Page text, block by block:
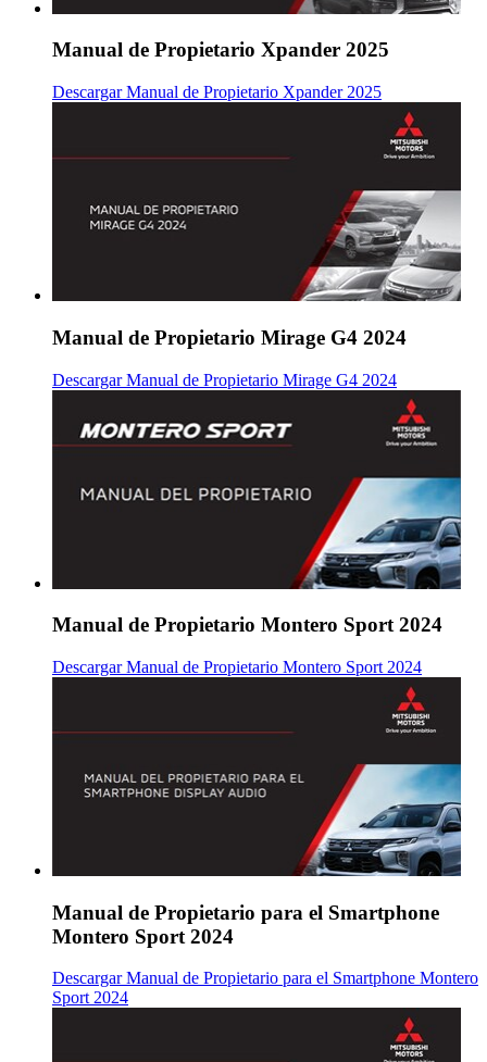
Manual de Propietario Xpander 2025
Descargar Manual de Propietario Xpander 2025
Manual de Propietario Mirage G4 2024
Descargar Manual de Propietario Mirage G4 2024
Manual de Propietario Montero Sport 2024
Descargar Manual de Propietario Montero Sport 2024
Manual de Propietario para el Smartphone
Montero Sport 2024
Descargar Manual de Propietario para el Smartphone Montero
Sport 2024